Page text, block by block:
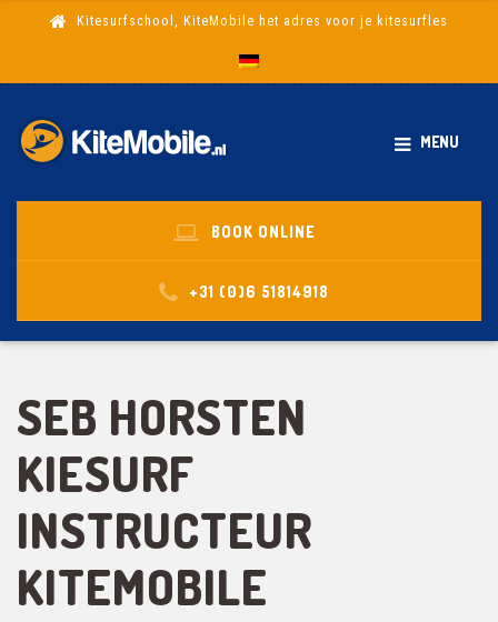
Kitesurfschool, KiteMobile het adres voor je kitesurfles
MENU
BOOK ONLINE
+31 (0)6 51814918
SEB HORSTEN
KIESURF
INSTRUCTEUR
KITEMOBILE